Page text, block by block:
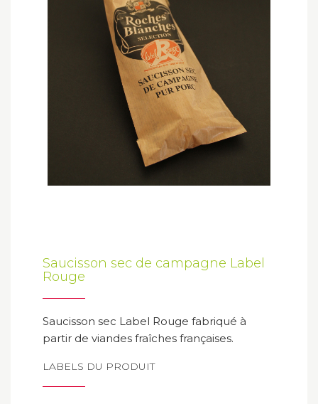
Saucisson sec de campagne Label
Rouge
Saucisson sec Label Rouge fabriqué à
partir de viandes fraîches françaises.
LABELS DU PRODUIT